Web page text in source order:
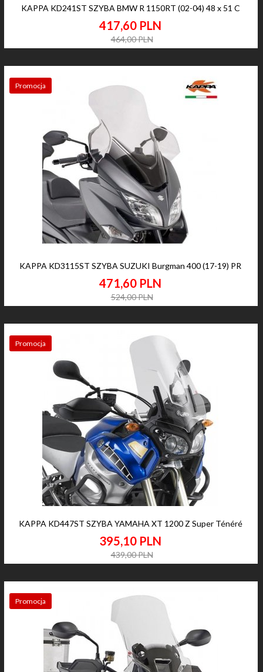
KAPPA KD241ST SZYBA BMW R 1150RT (02-04) 48 x 51 C
417,60 PLN
464,00 PLN
Promocja
KAPPA KD3115ST SZYBA SUZUKI Burgman 400 (17-19) PR
471,60 PLN
524,00 PLN
Promocja
KAPPA KD447ST SZYBA YAMAHA XT 1200 Z Super Ténéré
395,10 PLN
439,00 PLN
Promocja